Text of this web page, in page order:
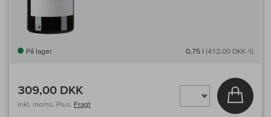
På lager 0,75 l (412,00 DKK /l)
309,00 DKK
inkl. moms, Plus. Fragt
Læg i